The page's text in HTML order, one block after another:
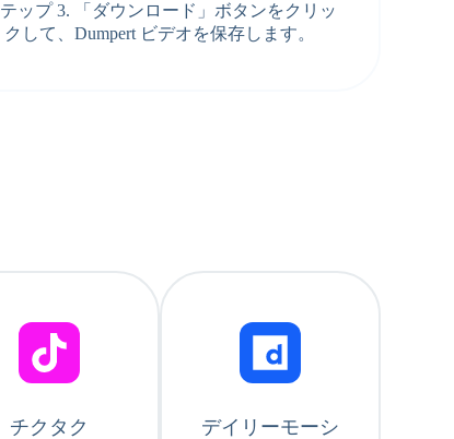
ップ 3. 「ダウンロード」ボタンをクリッ
クして、Dumpert ビデオを保存します。
チクタク
デイリーモーシ